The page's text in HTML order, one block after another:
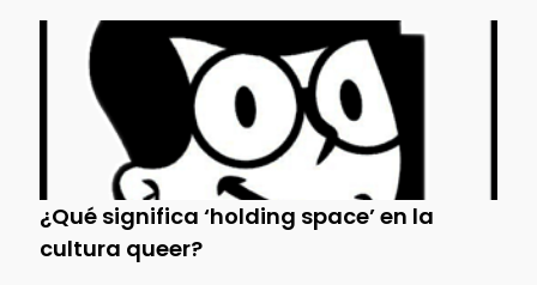
¿Qué significa ‘holding space’ en la
cultura queer?